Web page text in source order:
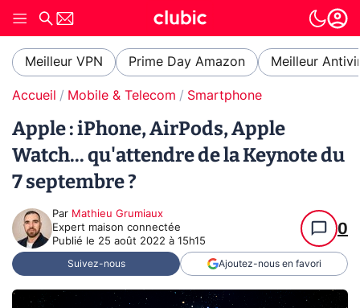
Meilleur VPN Prime Day Amazon Meilleur
Accueil Mobile & Telecom Smartphone
Apple : iPhone, AirPods, Apple
Watch... qu'attendre de la Keynote du
7 septembre ?
Par Mathieu Grumiaux
Expert maison connectée
Publié le 25 août 2022 à 15h15
0
Suivez-nous Ajoutez-nous en favori